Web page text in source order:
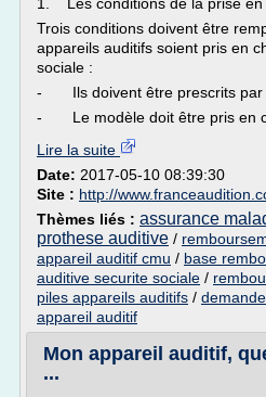
Trois conditions doivent être
appareils auditifs soient pris en
sociale :
- Ils doivent être prescrits par
- Le modèle doit être pris en
Lire la suite
Date: 2017-05-10 08:39:30
Site : http://
Thèmes liés : assurance
prothese auditive /
appareil auditif cmu / base
auditive securite sociale /
piles appareils auditifs /
appareil auditif
Mon appareil auditif,
...